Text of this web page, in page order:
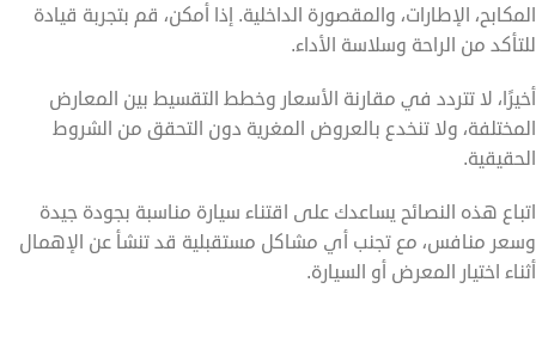
المكابح، الإطارات، والمقصورة الداخلية. إذا أمكن، قم بتجربة قيادة
للتأكد من الراحة وسلاسة الأداء.
أخيرًا، لا تتردد في مقارنة الأسعار وخطط التقسيط بين المعارض
المختلفة، ولا تنخدع بالعروض المغرية دون التحقق من الشروط
الحقيقية.
اتباع هذه النصائح يساعدك على اقتناء سيارة مناسبة بجودة جيدة
وسعر منافس، مع تجنب أي مشاكل مستقبلية قد تنشأ عن الإهمال
أثناء اختيار المعرض أو السيارة.